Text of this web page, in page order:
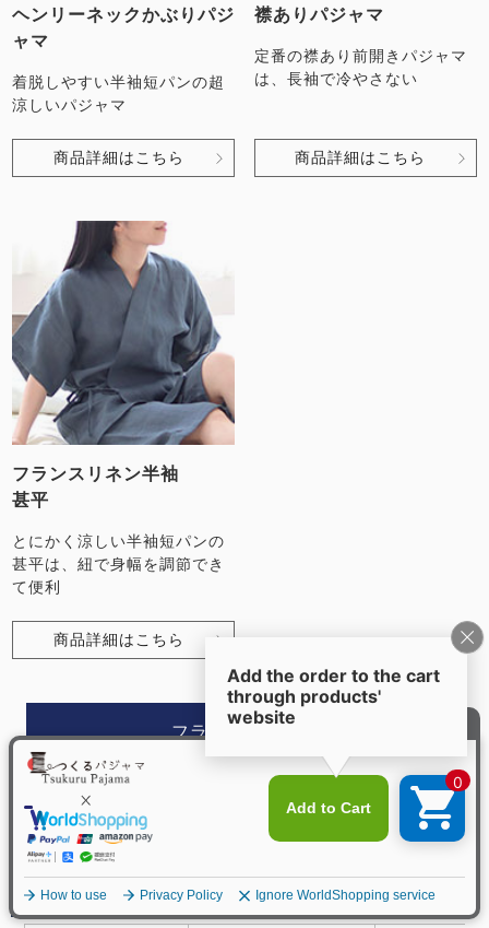
メニュー
ヘンリーネックかぶりパジ
ャマ
着脱しやすい半袖短パンの超
涼しいパジャマ
商品詳細はこちら
襟ありパジャマ
定番の襟あり前開きパジャマ
は、長袖で冷やさない
商品詳細はこちら
フランスリネン半袖
甚平
とにかく涼しい半袖短パンの
甚平は、紐で身幅を調節でき
て便利
商品詳細はこちら
フランスリネン
のアイテムをもっとみる
類似商品